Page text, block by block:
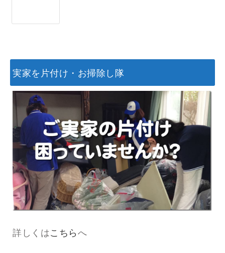
実家を片付け・お掃除し隊
詳しくはこちらへ